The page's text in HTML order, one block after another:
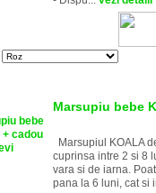
Marsupiu bebe
Marsupiul KOALA
cuprinsa intre 2 si 8
vara si de iarna.
pana la 6 luni, cat si